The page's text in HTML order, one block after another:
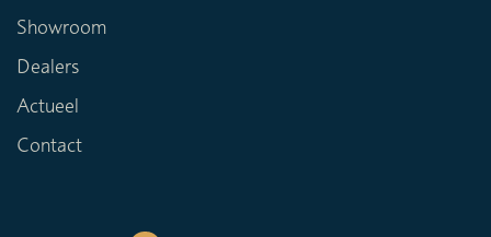
Showroom
Dealers
Actueel
Contact